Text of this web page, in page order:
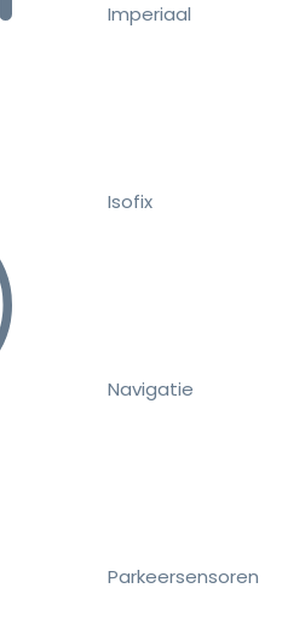
Imperiaal
Isofix
Navigatie
Parkeersensoren